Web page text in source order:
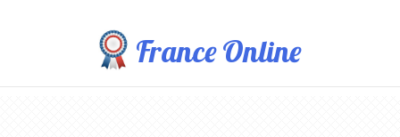
France Online